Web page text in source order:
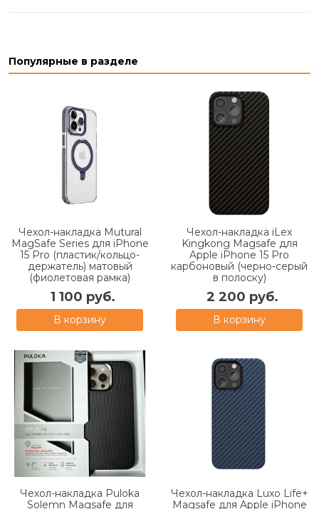
Популярные в разделе
Чехол-накладка Mutural
MagSafe Series для iPhone
15 Pro (пластик/кольцо-
держатель) матовый
(фиолетовая рамка)
1 100 руб.
В корзину
Чехол-накладка iLex
Kingkong Magsafe для
Apple iPhone 15 Pro
карбоновый (черно-серый
в полоску)
2 200 руб.
В корзину
Чехол-накладка Puloka
Solemn Magsafe для
Чехол-накладка Luxo Life+
Magsafe для Apple iPhone